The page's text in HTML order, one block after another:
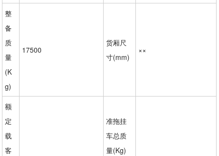
整
备
质
量
(K
g)
17500
货厢尺
寸(mm)
××
额
定
载
客
准拖挂
车总质
量(Kg)